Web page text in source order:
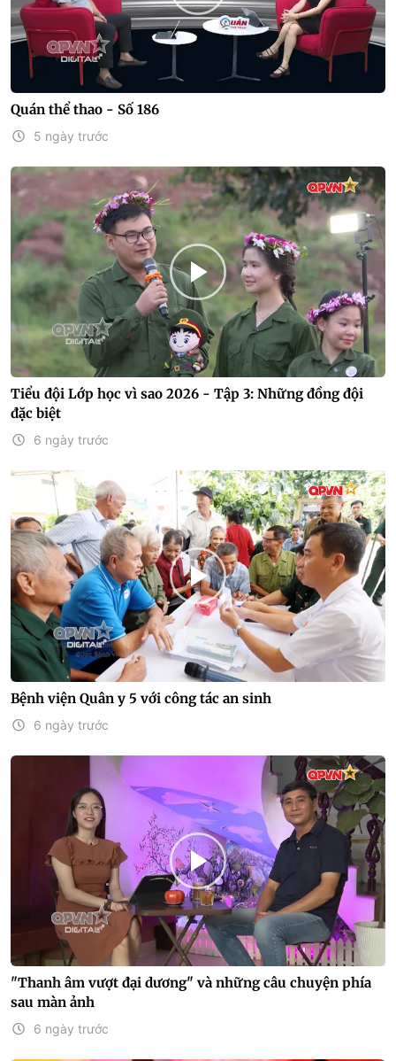
Quán thể thao - Số 186
5 ngày trước
Tiểu đội Lớp học vì sao 2026 - Tập 3: Những đồng đội
đặc biệt
6 ngày trước
Bệnh viện Quân y 5 với công tác an sinh
6 ngày trước
"Thanh âm vượt đại dương" và những câu chuyện phía
sau màn ảnh
6 ngày trước